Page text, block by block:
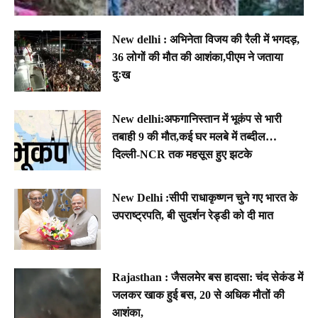
New delhi : अभिनेता विजय की रैली में भगदड़,
36 लोगों की मौत की आशंका,पीएम ने जताया
दुःख
New delhi:अफगानिस्तान में भूकंप से भारी
तबाही 9 की मौत,कई घर मलबे में तब्दील…
दिल्ली-NCR तक महसूस हुए झटके
New Delhi :सीपी राधाकृष्णन चुने गए भारत के
उपराष्ट्रपति, बी सुदर्शन रेड्डी को दी मात
Rajasthan : जैसलमेर बस हादसा: चंद सेकंड में
जलकर खाक हुई बस, 20 से अधिक मौतों की
आशंका,